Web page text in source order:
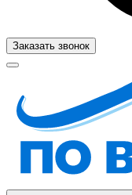
Заказать звонок